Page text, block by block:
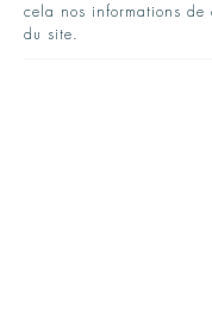
cela nos informations
du site.